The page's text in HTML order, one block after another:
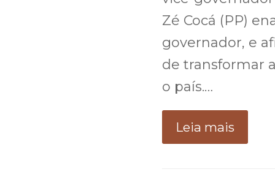
Zé Cocá (PP)
governador, e
de transformar
o país.…
Leia mais